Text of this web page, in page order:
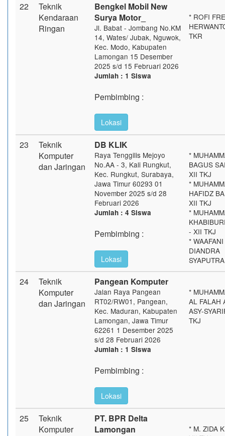
22
Teknik
Kendaraan
Ringan
Bengkel Mobil New
Surya Motor_
Jl. Babat - Jombang No.KM
14, Wates/ Jubak, Nguwok,
Kec. Modo, Kabupaten
Lamongan 15 Desember
2025 s/d 15 Februari 2026
Jumlah : 1 Siswa
Pembimbing :
Lokasi
* ROFI
TKR
23
Teknik
Komputer
dan Jaringan
DB KLIK
Raya Tenggilis Mejoyo
No.AA - 3, Kali Rungkut,
Kec. Rungkut, Surabaya,
Jawa Timur 60293 01
November 2025 s/d 28
Februari 2026
Jumlah : 4 Siswa
Pembimbing :
Lokasi
*
BAGUS
XII TKJ
*
HAFIDZ
XII TKJ
*
- XII TKJ
* WAAFANI
DIANDRA
24
Teknik
Komputer
dan Jaringan
Pangean Komputer
Jalan Raya Pangean
RT02/RW01, Pangean,
Kec. Maduran, Kabupaten
Lamongan, Jawa Timur
62261 1 Desember 2025
s/d 28 Februari 2026
Jumlah : 1 Siswa
Pembimbing :
Lokasi
*
AL FALAH
ASY-
TKJ
25
Teknik
Komputer
PT. BPR Delta
Lamongan
* M. ZIDA